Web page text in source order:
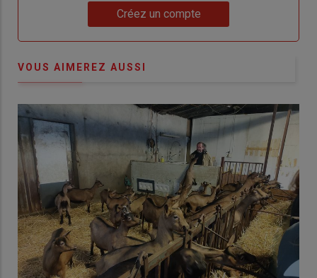
Créez un compte
VOUS AIMEREZ AUSSI